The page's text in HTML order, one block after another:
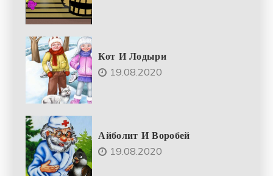
Кот И Лодыри
19.08.2020
Айболит И Воробей
19.08.2020